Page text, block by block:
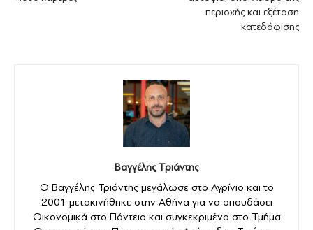
περιοχής και εξέταση
κατεδάφισης
Βαγγέλης Τριάντης
Ο Βαγγέλης Τριάντης μεγάλωσε στο Αγρίνιο και το
2001 μετακινήθηκε στην Αθήνα για να σπουδάσει
Οικονομικά στο Πάντειο και συγκεκριμένα στο Τμήμα